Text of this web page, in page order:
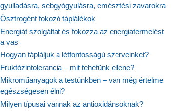
gyulladásra, sebgyógyulásra, emésztési zavarokra
Ösztrogént fokozó táplálékok
Energiát szolgáltat és fokozza az energiatermelést
a vas
Hogyan tápláljuk a létfontosságú szerveinket?
Fruktózintolerancia – mit tehetünk ellene?
Mikroműanyagok a testünkben – van még értelme
egészségesen élni?
Milyen típusai vannak az antioxidánsoknak?